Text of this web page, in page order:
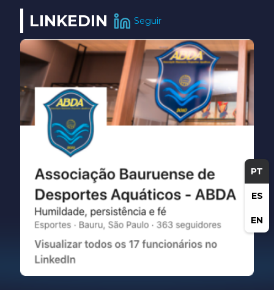
PT
ES
EN
LINKEDIN Seguir